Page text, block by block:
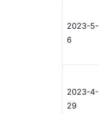
2023-5-
6
2023-4-
29